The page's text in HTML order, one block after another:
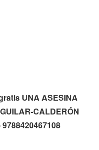
UNA ASESINA
CALDERÓN